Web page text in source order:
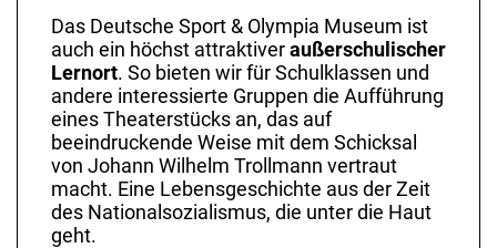
Das Deutsche Sport & Olympia Museum ist
auch ein höchst attraktiver außerschulischer
Lernort. So bieten wir für Schulklassen und
andere interessierte Gruppen die Aufführung
eines Theaterstücks an, das auf
beeindruckende Weise mit dem Schicksal
von Johann Wilhelm Trollmann vertraut
macht. Eine Lebensgeschichte aus der Zeit
des Nationalsozialismus, die unter die Haut
geht.